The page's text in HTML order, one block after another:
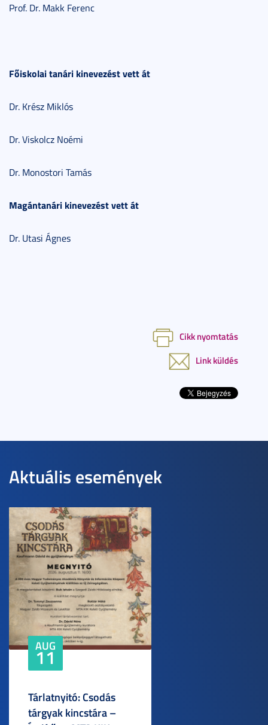
Prof. Dr. Makk Ferenc
Főiskolai tanári kinevezést vett át
Dr. Krész Miklós
Dr. Viskolcz Noémi
Dr. Monostori Tamás
Magántanári kinevezést vett át
Dr. Utasi Ágnes
Cikk nyomtatás
Link küldés
Aktuális események
AUG
11
Tárlatnyitó: Csodás
tárgyak kincstára –